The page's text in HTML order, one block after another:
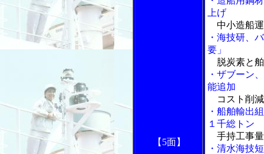
【5面】
上げ
中小造船運
・海技研、
要」
脱炭素と舶
・ザブーン
能追加
コスト削
・船舶輸出
１千総トン
手持工事量
・清水海技